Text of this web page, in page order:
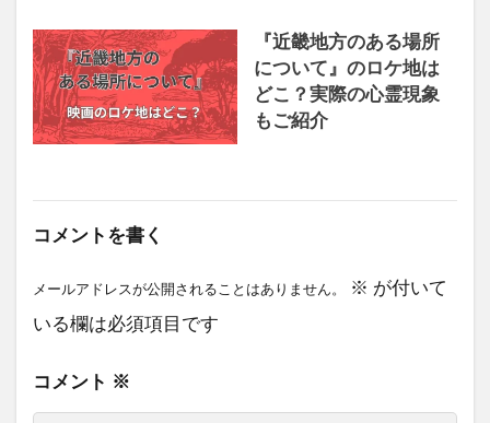
『近畿地方のある場所
について』のロケ地は
どこ？実際の心霊現象
もご紹介
コメントを書く
メールアドレスが公開されることはありません。 ※ が付いて
いる欄は必須項目です
コメント ※